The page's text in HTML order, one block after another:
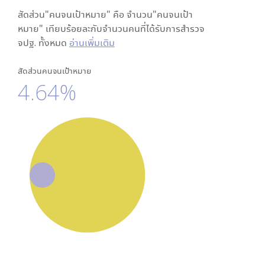
สัดส่วน"คนจนเป้าหมาย" คือ จำนวน"คนจนเป้า
หมาย" เทียบร้อยละกับจำนวนคนที่ได้รับการสำรวจ
จปฐ. ทั้งหมด อ่านเพิ่มเติม
สัดส่วนคนจนเป้าหมาย
4.64%